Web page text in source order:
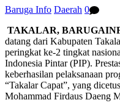
Baruga Info Daerah 0
TAKALAR,
datang dari Kabupaten
peringkat ke-2 tingkat
Indonesia Pintar (PIP).
keberhasilan pelaksanaan
“Takalar Capat”, yang
Mohammad Firdaus Daeng